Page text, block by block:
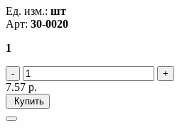
Ед. изм.: шт
Арт: 30-0020
1
7.57 р.
Купить